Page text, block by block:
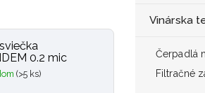
Vinárska
Čerpadlá
Filtračné
0.2 mic
(>5 ks)